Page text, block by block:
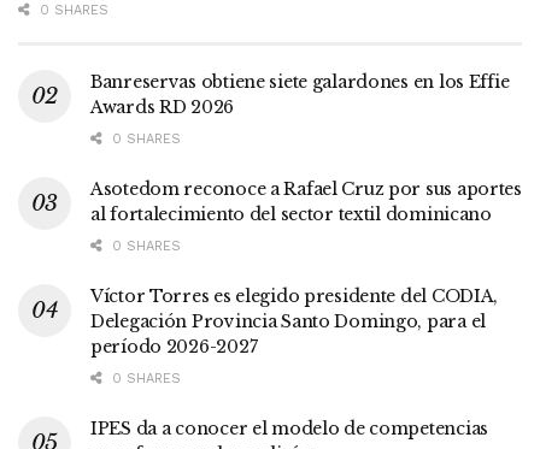
0 SHARES
Banreservas obtiene siete galardones en los Effie
Awards RD 2026
0 SHARES
Asotedom reconoce a Rafael Cruz por sus aportes
al fortalecimiento del sector textil dominicano
0 SHARES
Víctor Torres es elegido presidente del CODIA,
Delegación Provincia Santo Domingo, para el
período 2026-2027
0 SHARES
IPES da a conocer el modelo de competencias